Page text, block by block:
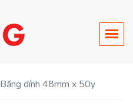
Băng dính 48mm x 50y